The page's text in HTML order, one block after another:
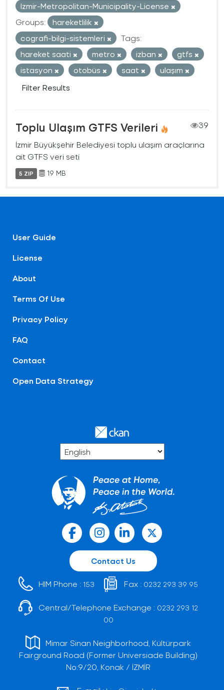
Izmir-Metropolitan-Municipality-License
Groups:
hareketlilik
cografi-bilgi-sistemleri
Tags:
hareket saati
metro izban
gtfs
istasyon
otobüs saat
ulaşım
Filter Results
Toplu Ulaşım GTFS Verileri
39
İzmir Büyükşehir Belediyesi toplu ulaşım araçlarına
ait GTFS veri seti
5 ZIP 19 MB
User Guide
License
About
Terms Of Use
Privacy Policy
FAQ
Contact
Open Data Strategy
Contact Us
HIM Phone : 153 Fax : 0232 293 39 95
Central/Telephone Exchange : 0232 293 12
00
Mimar Sinan Neighborhood, Kültürpark
Fairground Road (Former Universiade Building)
No:9/20, Konak / İZMİR